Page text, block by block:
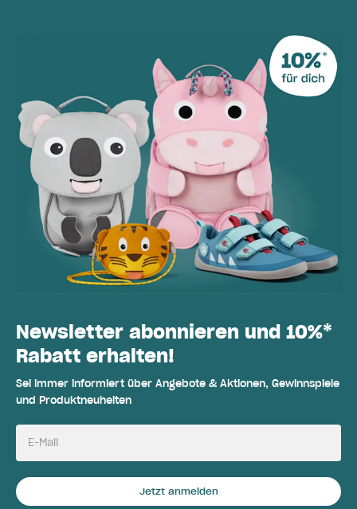
Newsletter abonnieren und 10%*
Rabatt erhalten!
Sei immer informiert über Angebote & Aktionen, Gewinnspiele
und Produktneuheiten
E-Mail
Jetzt anmelden